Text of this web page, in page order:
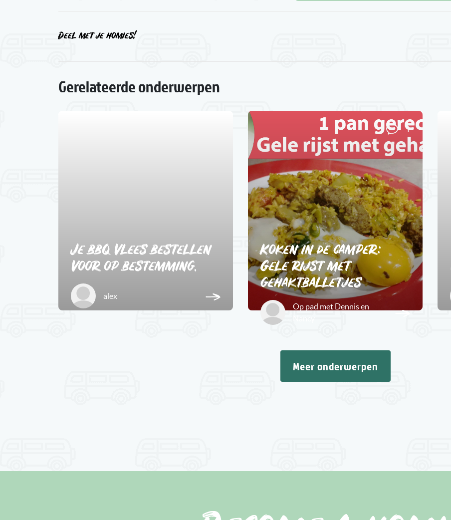
Deel met je homies!
Gerelateerde onderwerpen
Je bbq vlees bestellen
voor op bestemming.
alex
1
Koken in de camper:
Gele rijst met
gehaktballetjes
Op pad met Dennis en
Meer onderwerpen